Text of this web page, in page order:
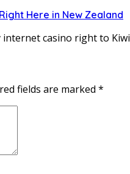
Here in New Zealand
casino right to Kiwi
fields are marked *